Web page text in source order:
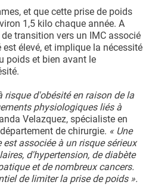
et que cette prise de poids
1,5 kilo chaque année. A
transition vers un IMC associé
est élevé, et implique la nécessité
poids et bien avant le
risque d'obésité en raison de la
physiologiques liés à
Velazquez, spécialiste en
de chirurgie. « Une
associée à un risque sérieux
d'hypertension, de diabète
et de nombreux cancers.
de limiter la prise de poids ».